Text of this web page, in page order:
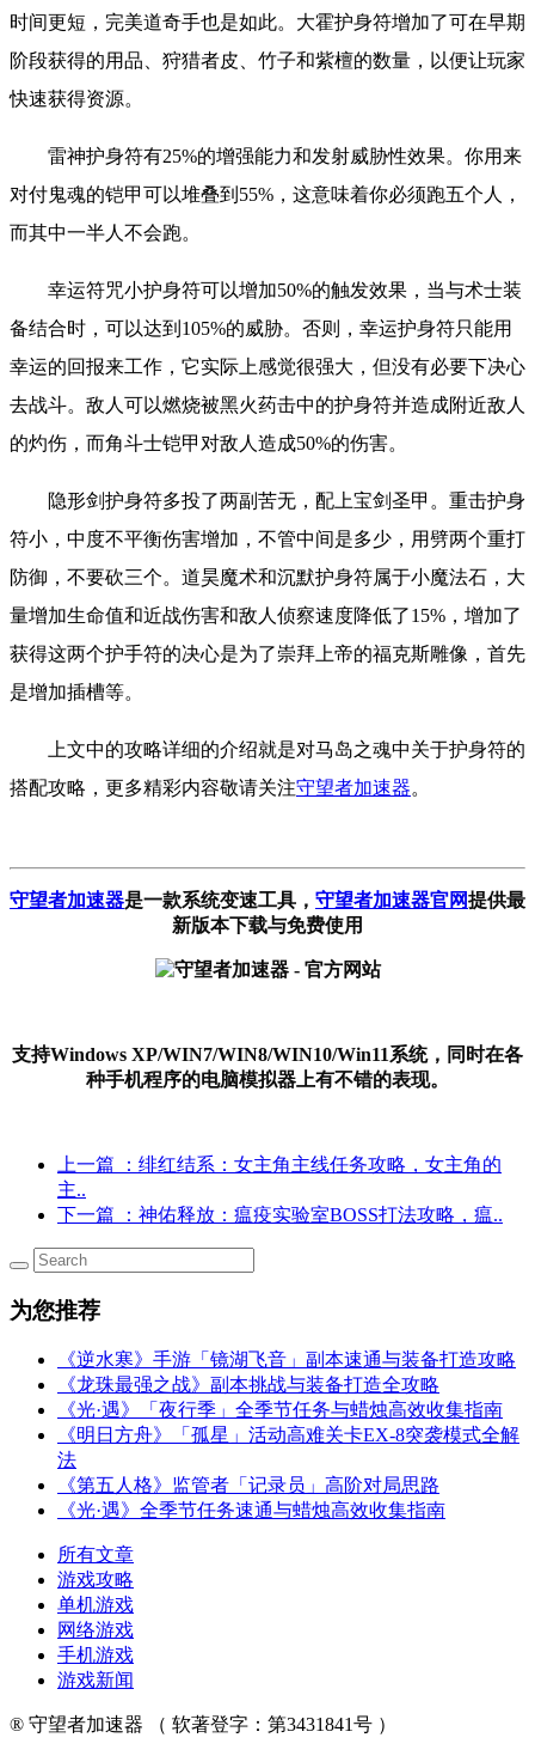
时间更短，完美道奇手也是如此。大霍护身符增加了可在早期
阶段获得的用品、狩猎者皮、竹子和紫檀的数量，以便让玩家
快速获得资源。
雷神护身符有25%的增强能力和发射威胁性效果。你用来
对付鬼魂的铠甲可以堆叠到55%，这意味着你必须跑五个人，
而其中一半人不会跑。
幸运符咒小护身符可以增加50%的触发效果，当与术士装
备结合时，可以达到105%的威胁。否则，幸运护身符只能用
幸运的回报来工作，它实际上感觉很强大，但没有必要下决心
去战斗。敌人可以燃烧被黑火药击中的护身符并造成附近敌人
的灼伤，而角斗士铠甲对敌人造成50%的伤害。
隐形剑护身符多投了两副苦无，配上宝剑圣甲。重击护身
符小，中度不平衡伤害增加，不管中间是多少，用劈两个重打
防御，不要砍三个。道昊魔术和沉默护身符属于小魔法石，大
量增加生命值和近战伤害和敌人侦察速度降低了15%，增加了
获得这两个护手符的决心是为了崇拜上帝的福克斯雕像，首先
是增加插槽等。
上文中的攻略详细的介绍就是对马岛之魂中关于护身符的
搭配攻略，更多精彩内容敬请关注守望者加速器。
守望者加速器是一款系统变速工具 ， 守望者加速器官网提供最
新版本下载与免费使用
支持Windows XP/WIN7/WIN8/WIN10/Win11系统，同时在各
种手机程序的电脑模拟器上有不错的表现。
上一篇
：绯红结系：女主角主线任务攻略，女主角的
主..
下一篇
：神佑释放：瘟疫实验室BOSS打法攻略，瘟..
为您推荐
《逆水寒》手游「镜湖飞音」副本速通与装备打造攻略
《龙珠最强之战》副本挑战与装备打造全攻略
《光·遇》「夜行季」全季节任务与蜡烛高效收集指南
《明日方舟》「孤星」活动高难关卡EX-8突袭模式全解
法
《第五人格》监管者「记录员」高阶对局思路
《光·遇》全季节任务速通与蜡烛高效收集指南
所有文章
游戏攻略
单机游戏
网络游戏
手机游戏
游戏新闻
® 守望者加速器 （ 软著登字：第3431841号 ）